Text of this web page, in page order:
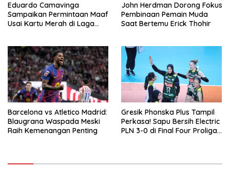
Eduardo Camavinga
Sampaikan Permintaan Maaf
Usai Kartu Merah di Laga
John Herdman Dorong Fokus
Pembinaan Pemain Muda
Saat Bertemu Erick Thohir
Barcelona vs Atletico Madrid:
Blaugrana Waspada Meski
Raih Kemenangan Penting
Gresik Phonska Plus Tampil
Perkasa! Sapu Bersih Electric
PLN 3-0 di Final Four Proliga